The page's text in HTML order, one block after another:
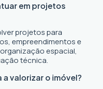
em projetos
projetos para
empreendimentos e
espacial,
técnica.
valorizar o imóvel?